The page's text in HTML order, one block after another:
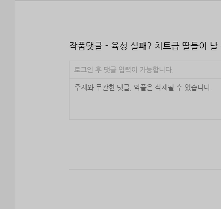
작품댓글 - 육성 실패? 치트급 딸들이 날
로그인 후 댓글 입력이 가능합니다.